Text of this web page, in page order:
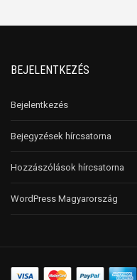
BEJELENTKEZÉS
Bejelentkezés
Bejegyzések hírcsatorna
Hozzászólások hírcsatorna
WordPress Magyarország